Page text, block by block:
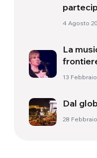
4 Agosto
La
13
Dal
28